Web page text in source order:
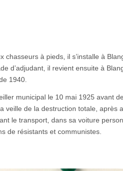
à pieds, il s’installe à
d’adjudant, il revient ensuite à
1940.
municipal le 10 mai 1925 avant
de la destruction totale, après
le transport, dans sa voiture
de résistants et communistes.